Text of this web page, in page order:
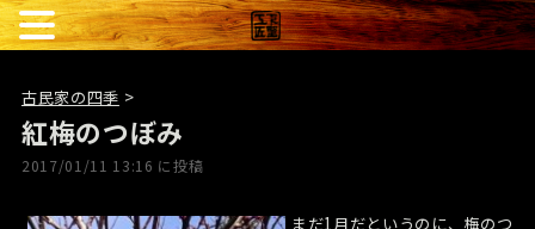
古民家の四季 >
紅梅のつぼみ
2017/01/11 13:16 に投稿
まだ1月だというのに、梅のつ